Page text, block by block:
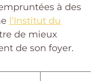
à des
l’Institut du
de mieux
de son foyer.